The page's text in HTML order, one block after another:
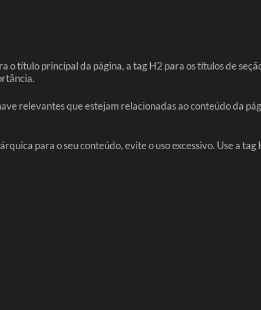
título principal da página, a tag H2 para os títulos de
relevantes que estejam relacionadas ao conteúdo da
para o seu conteúdo, evite o uso excessivo. Use a